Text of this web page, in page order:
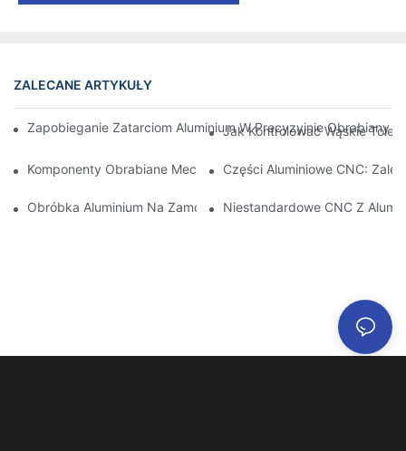
ZALECANE ARTYKUŁY
Zapobieganie Zatarciom Aluminium W Precyzyjnie
Jak Kontrolować Wąskie
Komponenty Obrabiane Mechanicznie Z Aluminium:
Części Aluminiowe CNC:
Obróbka Aluminium Na Zamówienie: Odkrywanie Najnowszych
Niestandardowe CNC Z